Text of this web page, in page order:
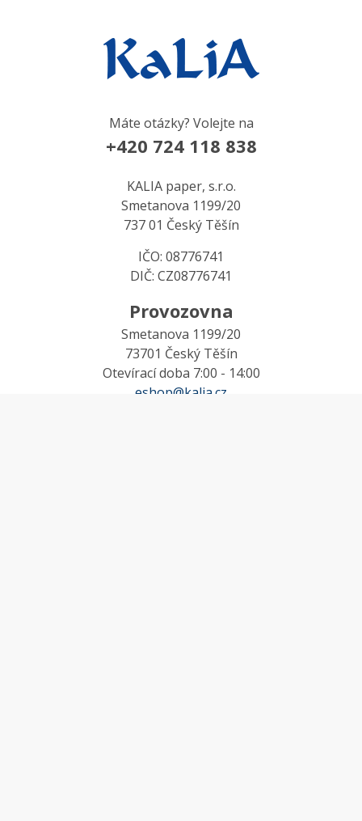
Máte otázky? Volejte na
+420 724 118 838
KALIA paper, s.r.o.
Smetanova 1199/20
737 01 Český Těšín
IČO: 08776741
DIČ: CZ08776741
Provozovna
Smetanova 1199/20
73701 Český Těšín
Otevírací doba 7:00 - 14:00
eshop@kalia.cz